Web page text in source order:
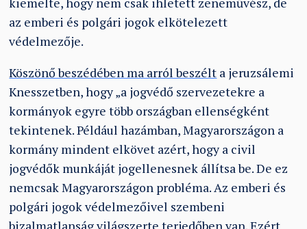
kiemelte, hogy nem csak ihletett zeneművész, de
az emberi és polgári jogok elkötelezett
védelmezője.
Köszönő beszédében ma arról beszélt a jeruzsálemi
Knesszetben, hogy „a jogvédő szervezetekre a
kormányok egyre több országban ellenségként
tekintenek. Például hazámban, Magyarországon a
kormány mindent elkövet azért, hogy a civil
jogvédők munkáját jogellenesnek állítsa be. De ez
nemcsak Magyarországon probléma. Az emberi és
polgári jogok védelmezőivel szembeni